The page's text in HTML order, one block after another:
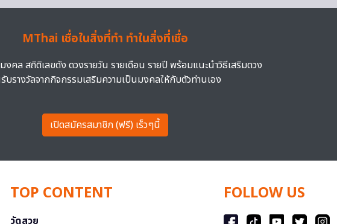
MThai เชื่อในสิ่งที่ทำ ทำในสิ่งที่เชื่อ
งคล สถิติเลขดัง ดวงรายวัน รายเดือน รายปี พร้อมแนะนำวิธีเสริมดวง
บรางวัลจากกิจกรรมเสริมความเป็นมงคลให้กับตัวท่านเอง
เปิดสมัครสมาชิก (ฟรี) เร็วๆนี้
TOP CONTENT
วัดสวย
FOLLOW US